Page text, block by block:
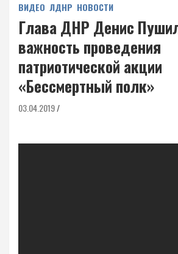
ВИДЕО ЛДНР НОВОСТИ
Глава ДНР Денис
важность проведения
патриотической акции
«Бессмертный полк»
03.04.2019